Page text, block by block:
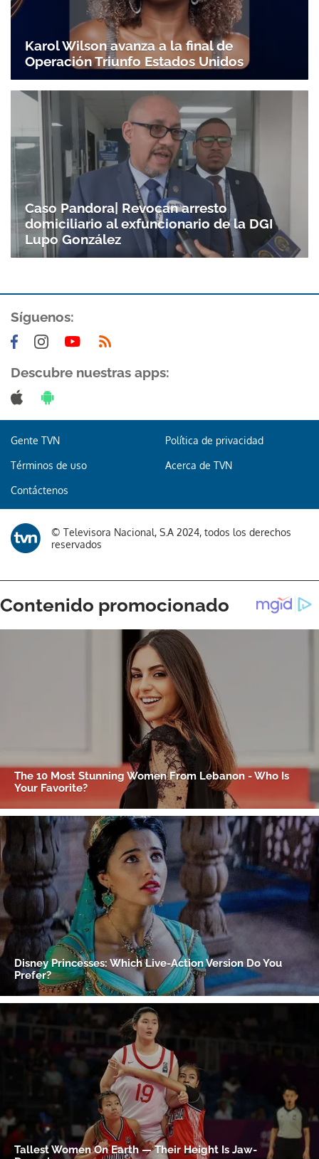
Karol Wilson avanza a la final de
Operación Triunfo Estados Unidos
Caso Pandora| Revocan arresto
domiciliario al exfuncionario de la DGI
Lupo González
Síguenos:
Descubre nuestras apps:
Gente TVN Política de privacidad
Términos de uso Acerca de TVN
Contáctenos
© Televisora Nacional, S.A 2024, todos los derechos
reservados